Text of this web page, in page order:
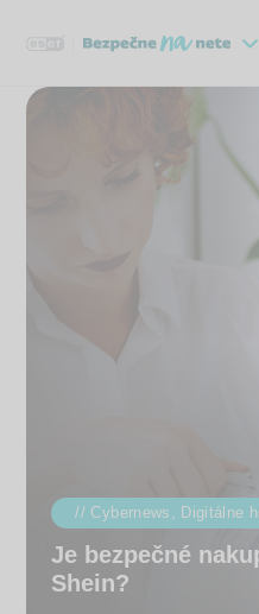
Cybernews, Digitálne
Je bezpečné
Shein?